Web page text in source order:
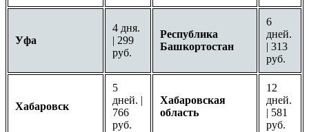
Уфа
4 дня.
| 299
руб.
Республика
Башкортостан
6
дней.
| 313
руб.
Хабаровск
5
дней. |
766
руб.
Хабаровская
область
12
дней.
| 581
руб.